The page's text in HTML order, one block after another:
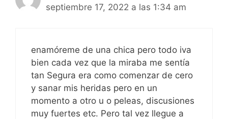
septiembre 17, 2022 a las 1:34 am
enamóreme de una chica pero todo iva
bien cada vez que la miraba me sentía
tan Segura era como comenzar de cero
y sanar mis heridas pero en un
momento a otro u o peleas, discusiones
muy fuertes etc. Pero tal vez llegue a